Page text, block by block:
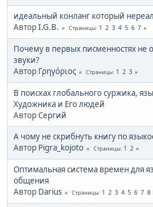
идеальный конланг который
АвторI.G.B. Страницы 1 2 3 4 5 6 7
Почему в первых писменностях не
звуки?
Автор Γρηγόριος Страницы 1 2 3
В поисках глобального суржика,
Художника и Его людей
АвторСергий
А чому не скрибнуть книгу по
Автор Pigra_kojoto Страницы 1 2
Оптимальная система времен для
общения
Автор Darius Страницы 1 2 3 4 5 6 7 8